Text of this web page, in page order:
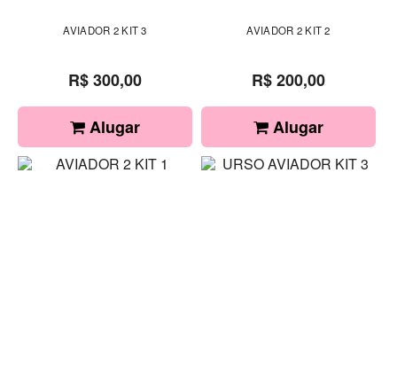
AVIADOR 2 KIT 3
R$ 300,00
Alugar
AVIADOR 2 KIT 2
R$ 200,00
Alugar